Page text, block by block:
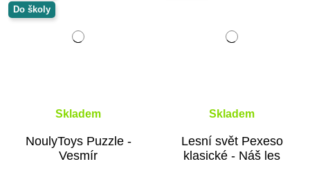
Do školy
Skladem
NoulyToys Puzzle -
Vesmír
Skladem
Lesní svět Pexeso
klasické - Náš les